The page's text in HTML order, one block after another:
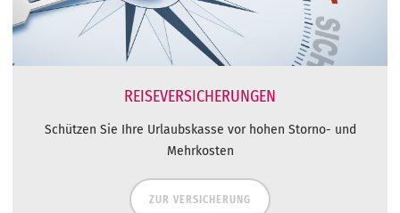
REISEVERSICHERUNGEN
Schützen Sie Ihre Urlaubskasse vor hohen Storno- und
Mehrkosten
ZUR VERSICHERUNG